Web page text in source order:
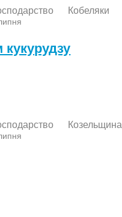
Кобеляки
Козельщина